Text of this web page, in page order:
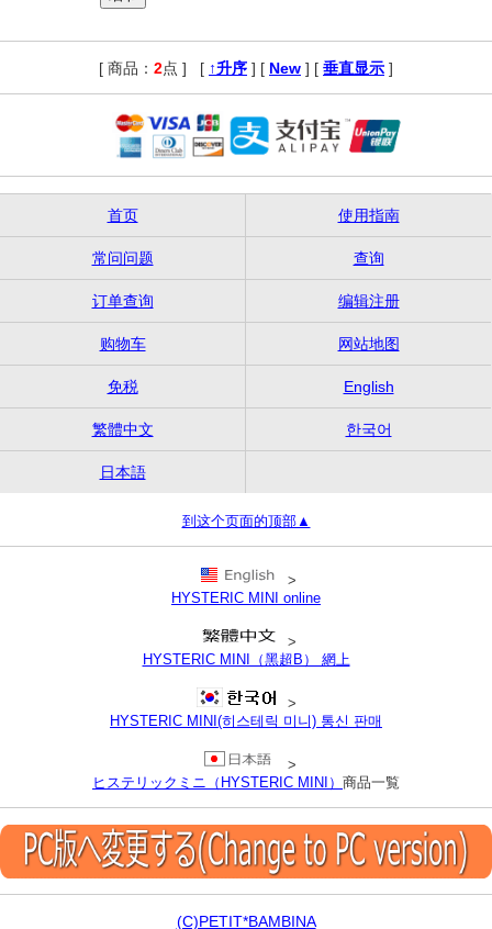
[ 商品： 2点 ] [ ↑升序 ] [ New ] [ 垂直显示 ]
首页 使用指南
常问问题 查询
订单查询 编辑注册
购物车 网站地图
免税 English
繁體中文 한국어
日本語
到这个页面的顶部▲
>
HYSTERIC MINI online
>
HYSTERIC MINI（黑超B） 網上
>
HYSTERIC MINI(히스테릭 미니) 통신 판매
>
ヒステリックミニ（HYSTERIC MINI） 商品一覧
(C)PETIT*BAMBINA